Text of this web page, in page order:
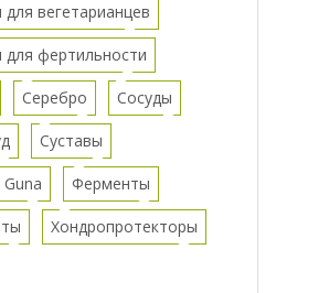
вегетарианцев
для фертильности
Серебро Сосуды
Суставы
Ферменты
Хондропротекторы